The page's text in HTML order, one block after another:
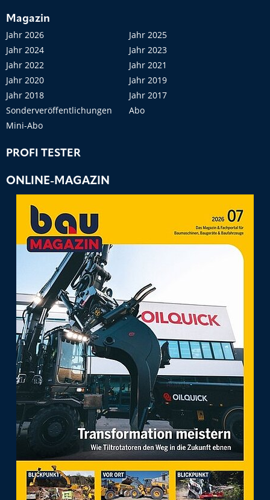
Magazin
Jahr 2026
Jahr 2025
Jahr 2024
Jahr 2023
Jahr 2022
Jahr 2021
Jahr 2020
Jahr 2019
Jahr 2018
Jahr 2017
Sonderveröffentlichungen
Abo
Mini-Abo
PROFI TESTER
ONLINE-MAGAZIN